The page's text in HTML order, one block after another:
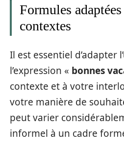
Formules
contextes
Il est essentiel d’adapter
l’expression « bonnes
contexte et à votre
votre manière de
peut varier
informel à un cadre